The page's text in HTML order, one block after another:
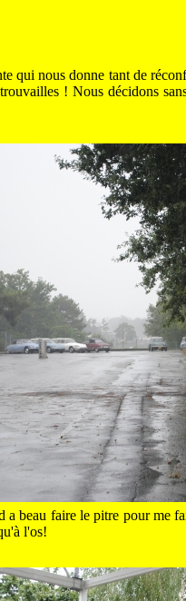
qui nous donne tant de
! Nous décidons
beau faire le pitre pour me
l'os!